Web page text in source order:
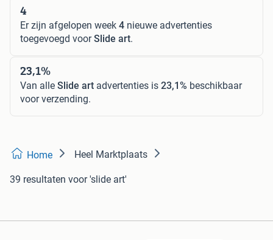
4
Er zijn afgelopen week 4 nieuwe advertenties
toegevoegd voorSlide art.
23,1%
Van alle Slide art advertenties is 23,1% beschikbaar
voor verzending.
Home Heel Marktplaats
39 resultaten voor 'slide art'